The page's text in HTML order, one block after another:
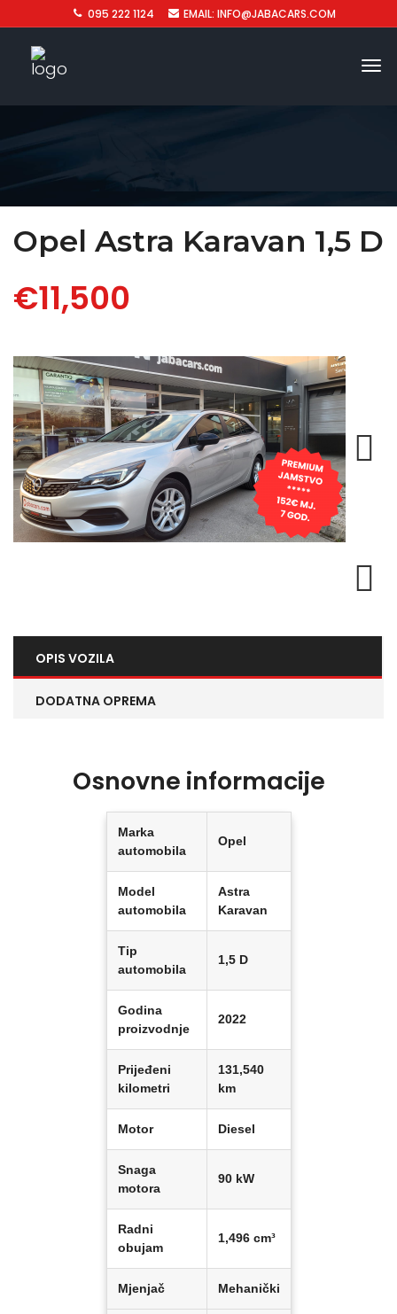
095 222 1124 EMAIL: INFO@JABACARS.COM
Opel Astra Karavan 1,5 D
€11,500
OPIS VOZILA
DODATNA OPREMA
Osnovne informacije
Marka
automobila
Opel
Model
automobila
Astra
Karavan
Tip
automobila
1,5 D
Godina
proizvodnje
2022
Prijeđeni
kilometri
131,540
km
Motor Diesel
Snaga
motora
90 kW
Radni
obujam
1,496 cm³
Mjenjač Mehanički